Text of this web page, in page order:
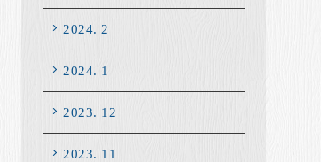
2024. 2
2024. 1
2023. 12
2023. 11